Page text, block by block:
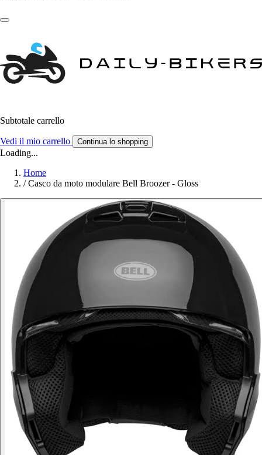
Subtotale carrello
Vedi il mio carrello Continua lo shopping
Loading...
Home
/ Casco da moto modulare Bell Broozer - Gloss